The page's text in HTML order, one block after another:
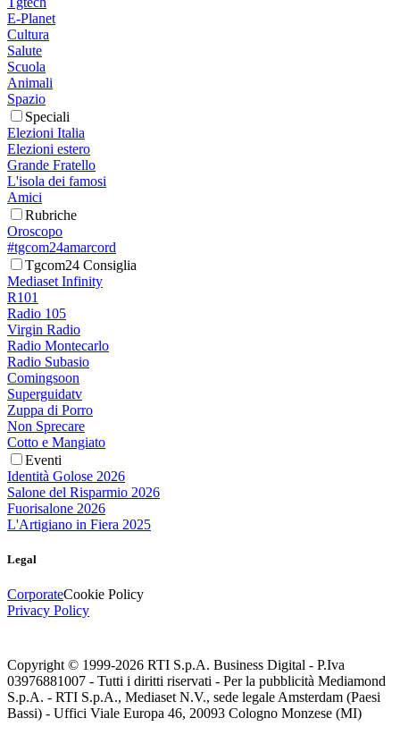
E-Planet
Cultura
Salute
Scuola
Animali
Spazio
Speciali
Elezioni Italia
Elezioni estero
Grande Fratello
L'isola dei famosi
Amici
Rubriche
Oroscopo
#tgcom24amarcord
Tgcom24 Consiglia
Mediaset Infinity
R101
Radio 105
Virgin Radio
Radio Montecarlo
Radio Subasio
Comingsoon
Superguidatv
Zuppa di Porro
Non Sprecare
Cotto e Mangiato
Eventi
Identità Golose 2026
Salone del Risparmio 2026
Fuorisalone 2026
L'Artigiano in Fiera 2025
Legal
CorporateCookie Policy
Privacy Policy
Copyright © 1999-2026 RTI S.p.A. Business Digital - P.Iva
03976881007 - Tutti i diritti riservati - Per la pubblicità Mediamond
S.p.A. - RTI S.p.A., Mediaset N.V., sede legale Amsterdam (Paesi
Bassi) - Uffici Viale Europa 46, 20093 Cologno Monzese (MI)